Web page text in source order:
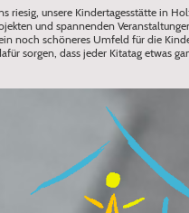
riesig, unsere Kindertagesstätte in
und spannenden
noch schöneres Umfeld für die
sorgen, dass jeder Kitatag etwas